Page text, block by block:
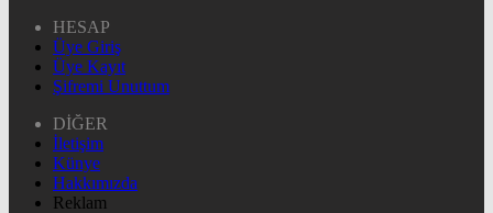
HESAP
Üye Giriş
Üye Kayıt
Şifremi Unuttum
DİĞER
İletişim
Künye
Hakkımızda
Reklam